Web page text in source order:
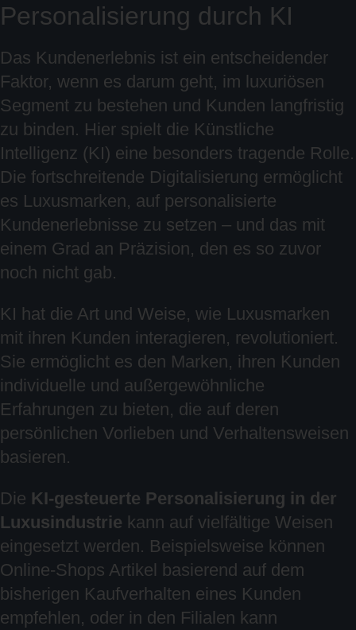
Personalisierung durch KI
Das Kundenerlebnis ist ein entscheidender
Faktor, wenn es darum geht, im luxuriösen
Segment zu bestehen und Kunden langfristig
zu binden. Hier spielt die Künstliche
Intelligenz (KI) eine besonders tragende Rolle.
Die fortschreitende Digitalisierung ermöglicht
es Luxusmarken, auf personalisierte
Kundenerlebnisse zu setzen – und das mit
einem Grad an Präzision, den es so zuvor
noch nicht gab.
KI hat die Art und Weise, wie Luxusmarken
mit ihren Kunden interagieren, revolutioniert.
Sie ermöglicht es den Marken, ihren Kunden
individuelle und außergewöhnliche
Erfahrungen zu bieten, die auf deren
persönlichen Vorlieben und Verhaltensweisen
basieren.
Die KI-gesteuerte Personalisierung in der
Luxusindustrie kann auf vielfältige Weisen
eingesetzt werden. Beispielsweise können
Online-Shops Artikel basierend auf dem
bisherigen Kaufverhalten eines Kunden
empfehlen, oder in den Filialen kann